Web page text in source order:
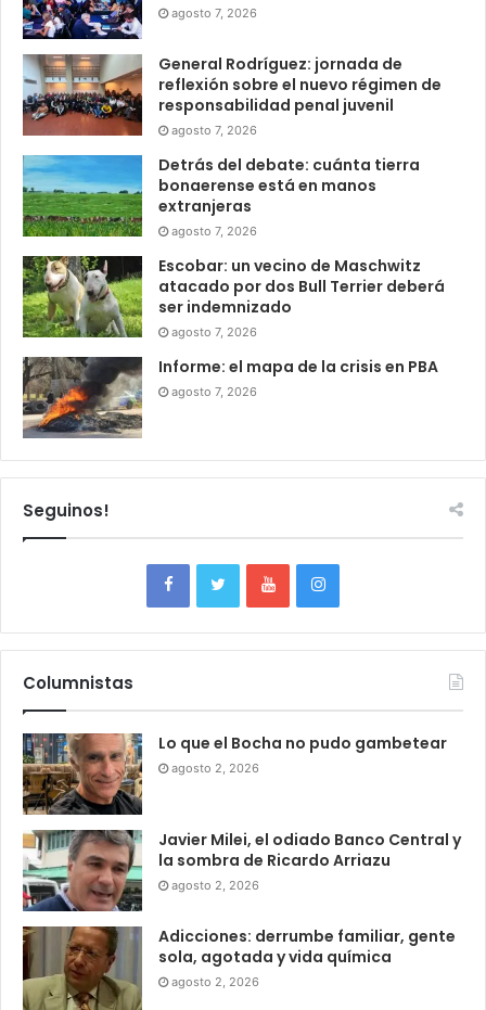
agosto 7, 2026
General Rodríguez: jornada de
reflexión sobre el nuevo régimen de
responsabilidad penal juvenil
agosto 7, 2026
Detrás del debate: cuánta tierra
bonaerense está en manos
extranjeras
agosto 7, 2026
Escobar: un vecino de Maschwitz
atacado por dos Bull Terrier deberá
ser indemnizado
agosto 7, 2026
Informe: el mapa de la crisis en PBA
agosto 7, 2026
Seguinos!
Columnistas
Lo que el Bocha no pudo gambetear
agosto 2, 2026
Javier Milei, el odiado Banco Central y
la sombra de Ricardo Arriazu
agosto 2, 2026
Adicciones: derrumbe familiar, gente
sola, agotada y vida química
agosto 2, 2026